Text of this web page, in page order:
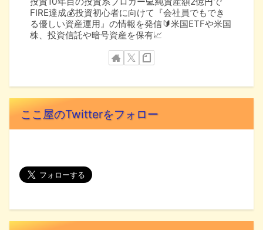
FIRE達成💰投資初心者に向けて『会社員でもでき
る優しい資産運用』の情報を発信🔰米国ETFや米国
株、投資信託や暗号資産を保有📈
ここ屋のTwitterをフォロー